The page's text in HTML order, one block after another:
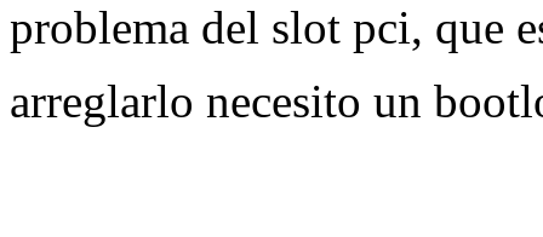
problema del slot pci, que
arreglarlo necesito un